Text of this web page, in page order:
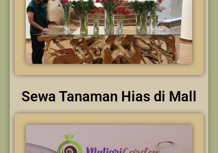
Sewa Tanaman Hias di Mall